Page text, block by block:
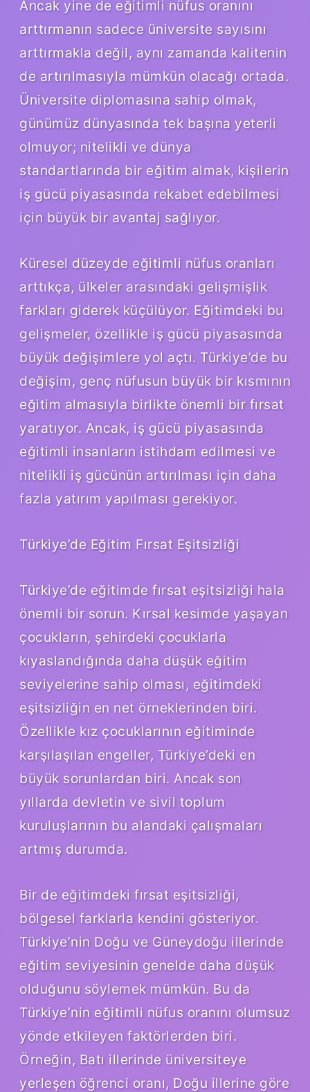
Ancak yine de eğitimli nüfus oranını
arttırmanın sadece üniversite sayısını
arttırmakla değil, aynı zamanda kalitenin
de artırılmasıyla mümkün olacağı ortada.
Üniversite diplomasına sahip olmak,
günümüz dünyasında tek başına yeterli
olmuyor; nitelikli ve dünya
standartlarında bir eğitim almak, kişilerin
iş gücü piyasasında rekabet edebilmesi
için büyük bir avantaj sağlıyor.
Küresel düzeyde eğitimli nüfus oranları
arttıkça, ülkeler arasındaki gelişmişlik
farkları giderek küçülüyor. Eğitimdeki bu
gelişmeler, özellikle iş gücü piyasasında
büyük değişimlere yol açtı. Türkiye’de bu
değişim, genç nüfusun büyük bir kısmının
eğitim almasıyla birlikte önemli bir fırsat
yaratıyor. Ancak, iş gücü piyasasında
eğitimli insanların istihdam edilmesi ve
nitelikli iş gücünün artırılması için daha
fazla yatırım yapılması gerekiyor.
Türkiye’de Eğitim Fırsat Eşitsizliği
Türkiye’de eğitimde fırsat eşitsizliği hala
önemli bir sorun. Kırsal kesimde yaşayan
çocukların, şehirdeki çocuklarla
kıyaslandığında daha düşük eğitim
seviyelerine sahip olması, eğitimdeki
eşitsizliğin en net örneklerinden biri.
Özellikle kız çocuklarının eğitiminde
karşılaşılan engeller, Türkiye’deki en
büyük sorunlardan biri. Ancak son
yıllarda devletin ve sivil toplum
kuruluşlarının bu alandaki çalışmaları
artmış durumda.
Bir de eğitimdeki fırsat eşitsizliği,
bölgesel farklarla kendini gösteriyor.
Türkiye’nin Doğu ve Güneydoğu illerinde
eğitim seviyesinin genelde daha düşük
olduğunu söylemek mümkün. Bu da
Türkiye’nin eğitimli nüfus oranını olumsuz
yönde etkileyen faktörlerden biri.
Örneğin, Batı illerinde üniversiteye
yerleşen öğrenci oranı, Doğu illerine göre